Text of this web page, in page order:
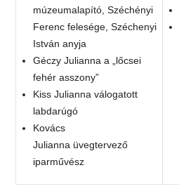
múzeumalapító, Széchényi
Ferenc felesége, Széchenyi
István anyja
Géczy Julianna a „lőcsei
fehér asszony”
Kiss Julianna válogatott
labdarúgó
Kovács
Julianna üvegtervező
iparművész